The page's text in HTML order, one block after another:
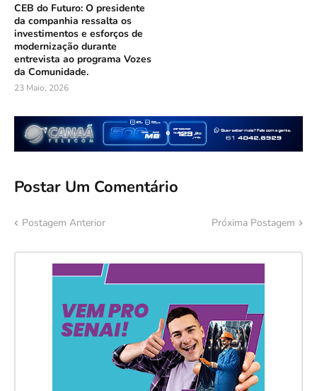
CEB do Futuro: O presidente
da companhia ressalta os
investimentos e esforços de
modernização durante
entrevista ao programa Vozes
da Comunidade.
23 Maio, 2026
Postar Um Comentário
Postagem Anterior Próxima Postagem